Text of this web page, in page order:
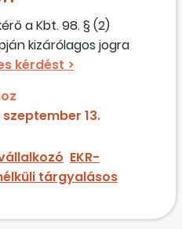
a Kbt. 98. § (2)
kizárólagos jogra
tárgyalásos
ajánlattevő
ajánlatkérőnek
kell bocsátania az
az ajánlattevőnek
akkor elvileg
feladatot?
szeptember 13.
EKR-
tárgyalásos